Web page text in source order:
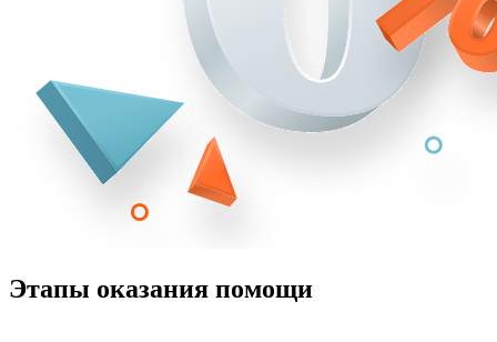
Этапы оказания помощи